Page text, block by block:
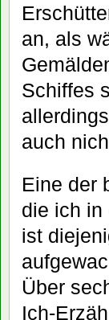
an, als
Schiffes
auch
Eine der
die ich in
ist
Über
Ich-